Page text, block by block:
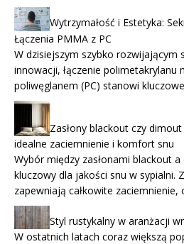
Wytrzymałość i Estetyka:
Łączenia PMMA z PC
W dzisiejszym szybko rozwijającym
innowacji, łączenie polimetakrylanu
poliwęglanem (PC) stanowi
Zasłony blackout czy
idealne zaciemnienie i komfort snu
Wybór między zasłonami blackout
kluczowy dla jakości snu w sypialni.
zapewniają całkowite zaciemnienie,
Styl rustykalny w aranżacji
W ostatnich latach coraz większą